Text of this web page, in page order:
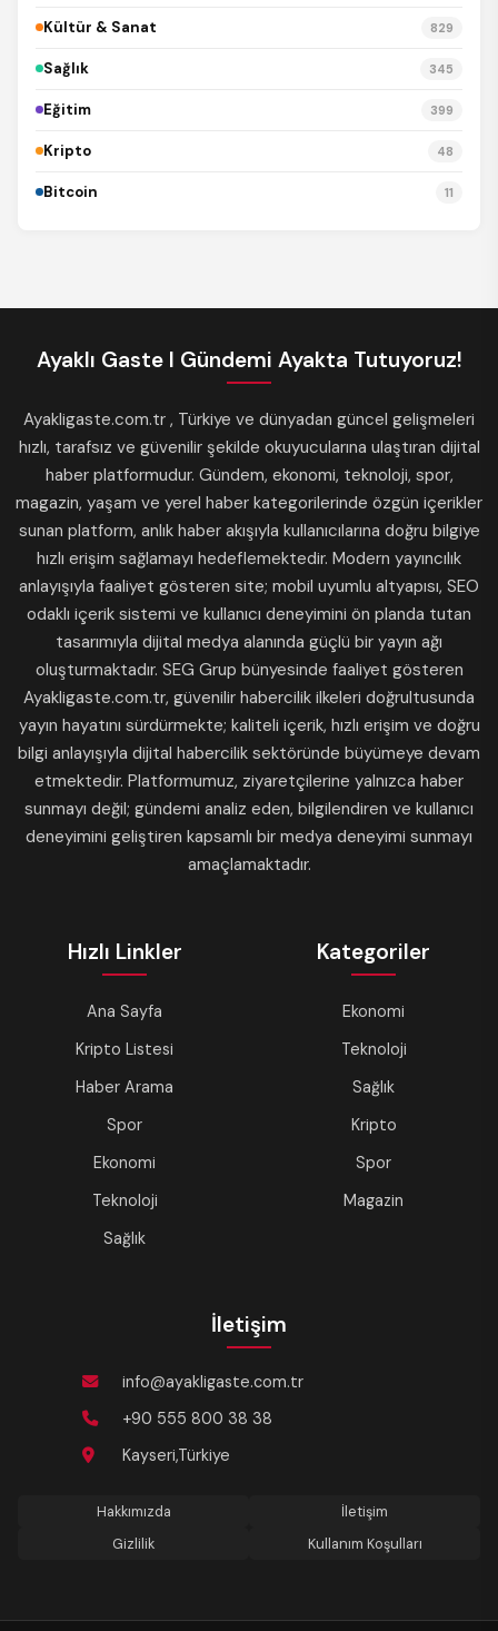
Kültür & Sanat 829
Sağlık 345
Eğitim 399
Kripto 48
Bitcoin 11
Ayaklı Gaste I Gündemi Ayakta Tutuyoruz!
Ayakligaste.com.tr , Türkiye ve dünyadan güncel gelişmeleri
hızlı, tarafsız ve güvenilir şekilde okuyucularına ulaştıran dijital
haber platformudur. Gündem, ekonomi, teknoloji, spor,
magazin, yaşam ve yerel haber kategorilerinde özgün içerikler
sunan platform, anlık haber akışıyla kullanıcılarına doğru bilgiye
hızlı erişim sağlamayı hedeflemektedir. Modern yayıncılık
anlayışıyla faaliyet gösteren site; mobil uyumlu altyapısı, SEO
odaklı içerik sistemi ve kullanıcı deneyimini ön planda tutan
tasarımıyla dijital medya alanında güçlü bir yayın ağı
oluşturmaktadır. SEG Grup bünyesinde faaliyet gösteren
Ayakligaste.com.tr, güvenilir habercilik ilkeleri doğrultusunda
yayın hayatını sürdürmekte; kaliteli içerik, hızlı erişim ve doğru
bilgi anlayışıyla dijital habercilik sektöründe büyümeye devam
etmektedir. Platformumuz, ziyaretçilerine yalnızca haber
sunmayı değil; gündemi analiz eden, bilgilendiren ve kullanıcı
deneyimini geliştiren kapsamlı bir medya deneyimi sunmayı
amaçlamaktadır.
Hızlı Linkler
Ana Sayfa
Kripto Listesi
Haber Arama
Spor
Ekonomi
Teknoloji
Sağlık
Kategoriler
Ekonomi
Teknoloji
Sağlık
Kripto
Spor
Magazin
İletişim
info@ayakligaste.com.tr
+90 555 800 38 38
Kayseri,Türkiye
Hakkımızda
İletişim
Gizlilik
Kullanım Koşulları